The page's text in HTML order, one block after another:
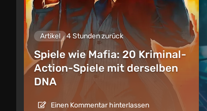
Artikel 4 Stunden zurück
Spiele wie Mafia: 20 Kriminal-
Action-Spiele mit derselben
DNA
Einen Kommentar hinterlassen